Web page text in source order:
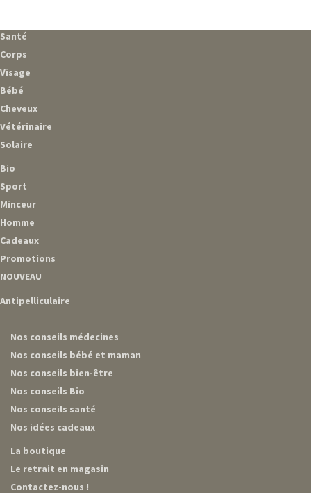
Santé
Corps
Visage
Bébé
Cheveux
Vétérinaire
Solaire
Bio
Sport
Minceur
Homme
Cadeaux
Promotions
NOUVEAU
Antipelliculaire
Nos conseils médecines
Nos conseils bébé et maman
Nos conseils bien-être
Nos conseils Bio
Nos conseils santé
Nos idées cadeaux
La boutique
Le retrait en magasin
Contactez-nous !